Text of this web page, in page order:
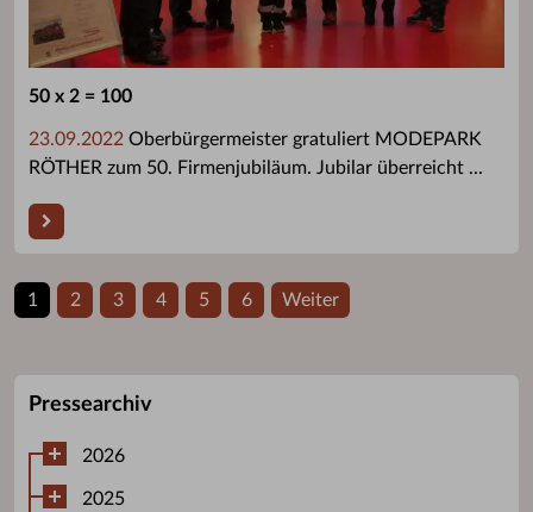
50 x 2 = 100
23.09.2022 Oberbürgermeister gratuliert MODEPARK
RÖTHER zum 50. Firmenjubiläum. Jubilar überreicht ...
1 2 3 4 5 6 Weiter
Pressearchiv
2026
2025